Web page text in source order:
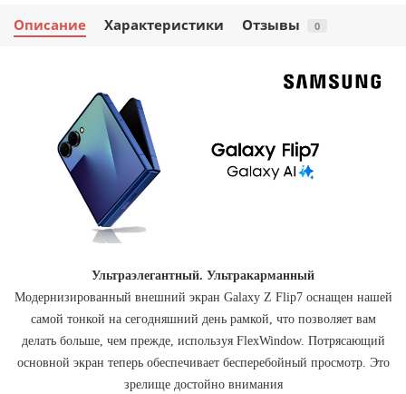
Описание Характеристики Отзывы 0
Ультраэлегантный. Ультракарманный
Модернизированный внешний экран Galaxy Z Flip7 оснащен нашей
самой тонкой на сегодняшний день рамкой, что позволяет вам
делать больше, чем прежде, используя FlexWindow. Потрясающий
основной экран теперь обеспечивает бесперебойный просмотр. Это
зрелище достойно внимания